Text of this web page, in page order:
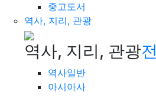
중고도서
역사, 지리, 관광
역사, 지리, 관광
역사일반
아시아사